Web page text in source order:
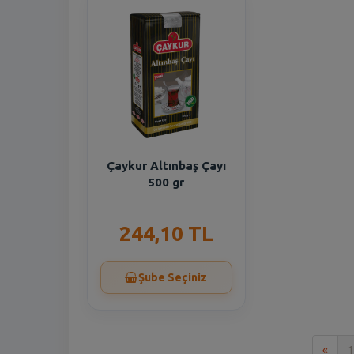
Çaykur Altınbaş Çayı
500 gr
244,10 TL
Şube Seçiniz
« 1